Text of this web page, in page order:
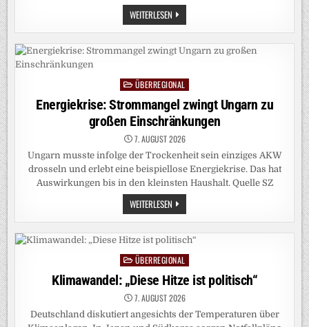
WEITERLESEN MOSBACH
ERHÄLT
PRÄMIE
FÜR
MASSNAHME „
WALDSTEIGE“
Posted
in
ÜBERREGIONAL
Energiekrise: Strommangel zwingt Ungarn zu
großen Einschränkungen
7. AUGUST 2026
Ungarn musste infolge der Trockenheit sein einziges AKW
drosseln und erlebt eine beispiellose Energiekrise. Das hat
Auswirkungen bis in den kleinsten Haushalt. Quelle SZ
WEITERLESEN ENERGIEKRISE:
STROMMANGEL
ZWINGT
UNGARN
ZU
INSCHRÄNKUNGEN
PostedÜBERREGIONAL
Klimawandel: „Diese Hitze ist politisch“
7. AUGUST 2026
Deutschland diskutiert angesichts der Temperaturen über